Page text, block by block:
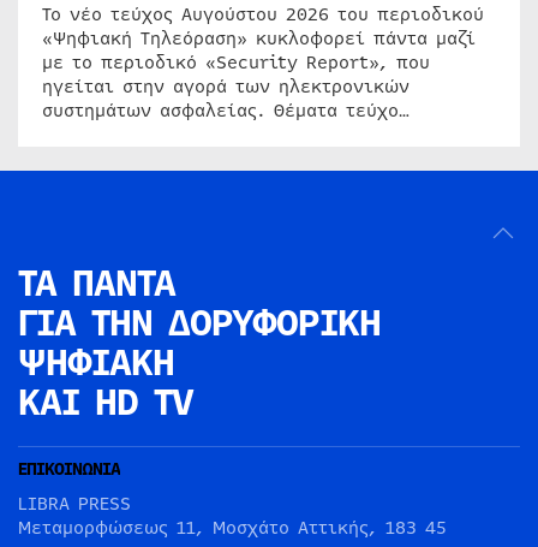
Το νέο τεύχος Αυγούστου 2026 του περιοδικού
«Ψηφιακή Τηλεόραση» κυκλοφορεί πάντα μαζί
με το περιοδικό «Security Report», που
ηγείται στην αγορά των ηλεκτρονικών
συστημάτων ασφαλείας. Θέματα τεύχο…
ΤΑ ΠΑΝΤΑ
ΓΙΑ ΤΗΝ ΔΟΡΥΦΟΡΙΚΗ
ΨΗΦΙΑΚΗ
ΚΑΙ HD TV
ΕΠΙΚΟΙΝΩΝΙΑ
LIBRA PRESS
Μεταμορφώσεως 11, Μοσχάτο Αττικής, 183 45